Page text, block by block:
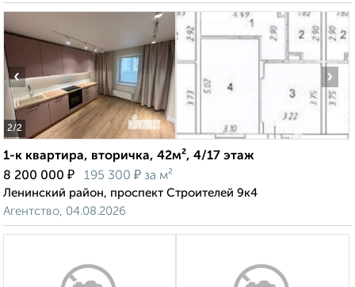
2/2
‹ ›
1-к квартира, вторичка, 42м², 4/17 этаж
8 200 000 ₽ 195 300 ₽ за м²
Ленинский район, проспект Строителей 9к4
Агентство, 04.08.2026